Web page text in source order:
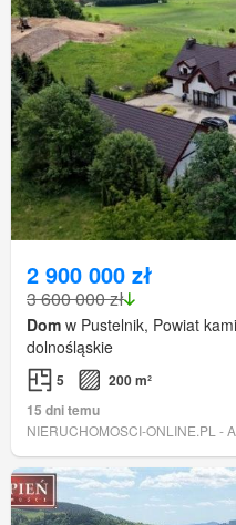
2 900 000 zł
3 600 000 zł
Dom w Pustelnik, Powiat
dolnośląskie
5
200 m²
15 dni temu